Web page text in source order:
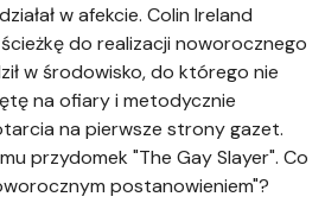
w afekcie. Colin Ireland
do realizacji noworocznego
w środowisko, do którego nie
na ofiary i metodycznie
na pierwsze strony gazet.
przydomek "The Gay Slayer". Co
postanowieniem"?